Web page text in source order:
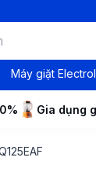
Máy giặt
Gia dụng